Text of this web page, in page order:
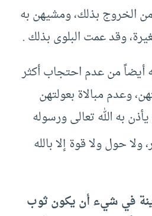
الخروج بذلك، ومشيهن به
وقد عمت البلوى بذلك .
أيضاً من عدم احتجاب أكثر
وعدم مبالاة بعولتهن
به الله تعالى ورسوله
ولا حول ولا قوة إلا بالله
في شيء أن يكون ثوب